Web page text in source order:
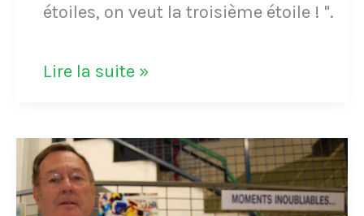
étoiles, on veut la troisième étoile ! ".
VIDÉO
"On
a
une
Lire la suite »